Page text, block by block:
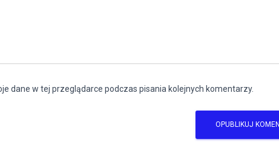
dane w tej przeglądarce podczas pisania kolejnych komentarzy.